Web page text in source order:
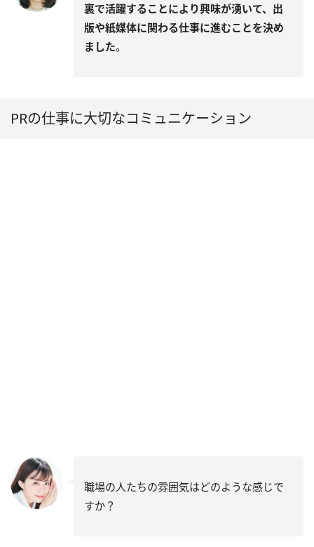
裏で活躍することにより興味が湧いて、出
版や紙媒体に関わる仕事に進むことを決め
ました。
PRの仕事に大切なコミュニケーション
職場の人たちの雰囲気はどのような感じで
すか？